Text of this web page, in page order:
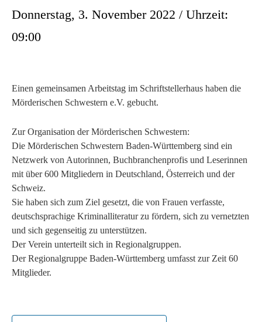
Donnerstag, 3. November 2022 / Uhrzeit:
09:00
Einen gemeinsamen Arbeitstag im Schriftstellerhaus haben die
Mörderischen Schwestern e.V. gebucht.
Zur Organisation der Mörderischen Schwestern:
Die Mörderischen Schwestern Baden-Württemberg sind ein
Netzwerk von Autorinnen, Buchbranchenprofis und Leserinnen
mit über 600 Mitgliedern in Deutschland, Österreich und der
Schweiz.
Sie haben sich zum Ziel gesetzt, die von Frauen verfasste,
deutschsprachige Kriminalliteratur zu fördern, sich zu vernetzten
und sich gegenseitig zu unterstützen.
Der Verein unterteilt sich in Regionalgruppen.
Der Regionalgruppe Baden-Württemberg umfasst zur Zeit 60
Mitglieder.